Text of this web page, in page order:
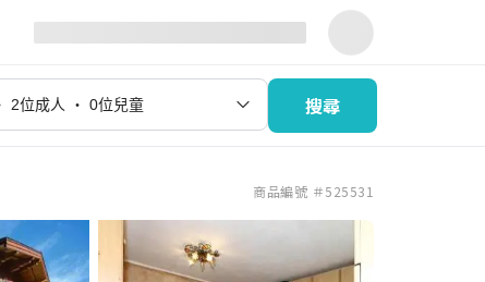
搜尋
商品編號 ＃525531